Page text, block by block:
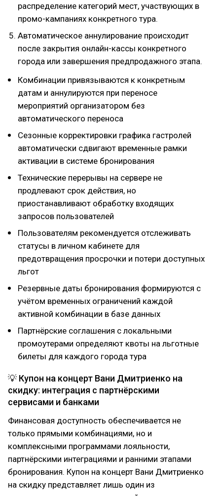
распределение категорий мест, участвующих в
промо-кампаниях конкретного тура.
Автоматическое аннулирование происходит
после закрытия онлайн-кассы конкретного
города или завершения предпродажного этапа.
Комбинации привязываются к конкретным
датам и аннулируются при переносе
мероприятий организатором без
автоматического переноса
Сезонные корректировки графика гастролей
автоматически сдвигают временные рамки
активации в системе бронирования
Технические перерывы на сервере не
продлевают срок действия, но
приостанавливают обработку входящих
запросов пользователей
Пользователям рекомендуется отслеживать
статусы в личном кабинете для
предотвращения просрочки и потери доступных
льгот
Резервные даты бронирования формируются с
учётом временных ограничений каждой
активной комбинации в базе данных
Партнёрские соглашения с локальными
промоутерами определяют квоты на льготные
билеты для каждого города тура
💡 Купон на концерт Вани Дмитриенко на
скидку: интеграция с партнёрскими
сервисами и банками
Финансовая доступность обеспечивается не
только прямыми комбинациями, но и
комплексными программами лояльности,
партнёрскими интеграциями и ранними этапами
бронирования. Купон на концерт Вани Дмитриенко
на скидку представляет лишь один из